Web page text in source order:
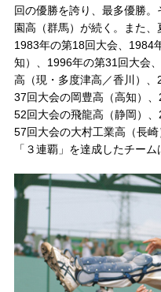
回の優勝を誇り、最多優勝。
園高（群馬）が続く。また、
1983年の第18回大会、1984
知）、1996年の第31回大会
高（現・多度津高／香川）
37回大会の岡豊高（高知）
52回大会の飛龍高（静岡）
57回大会の大村工業高（長崎
「３連覇」を達成したチー